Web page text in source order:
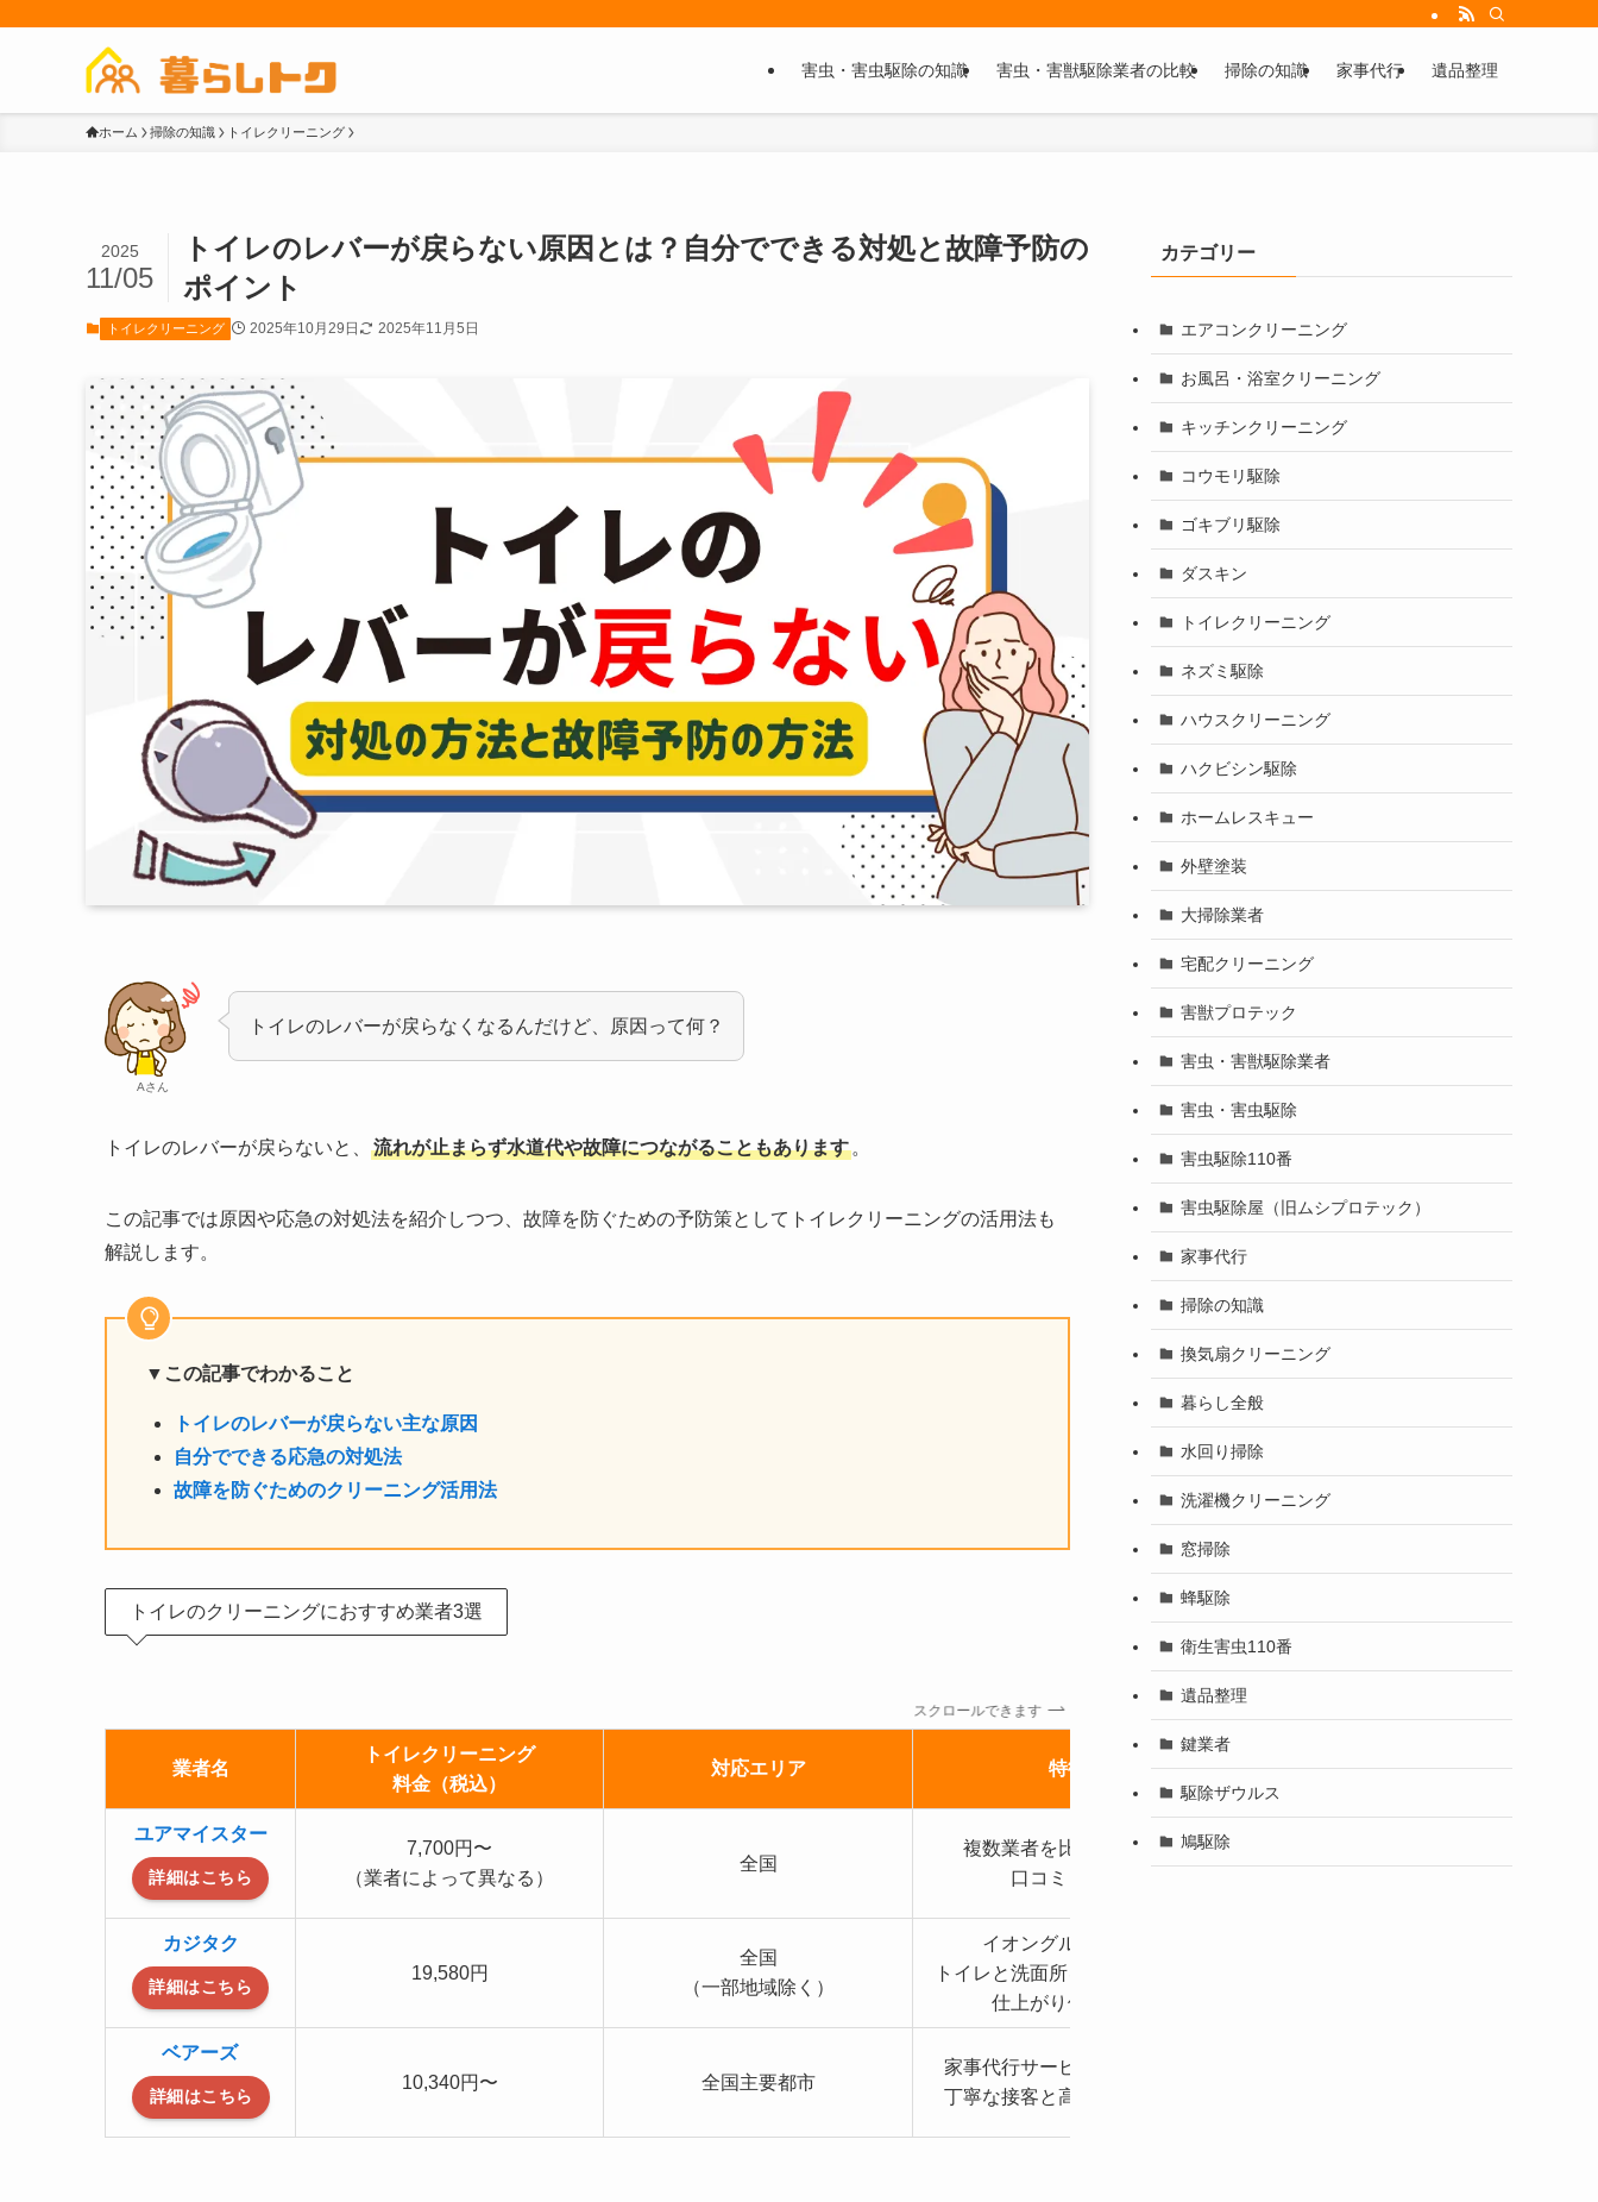
害虫・害虫駆除の知識 害虫・害獣駆除業者の比較 掃除の知識 家事代行 遺品整理
ホーム 掃除の知識 トイレクリーニング
トイレのレバーが戻らない原因とは？自分でできる対処と故障予防の
ポイント
2025
11/05
トイレクリーニング 2025年10月29日 2025年11月5日
Aさん
トイレのレバーが戻らなくなるんだけど、原因って何？
トイレのレバーが戻らないと、 流れが止まらず水道代や故障につながることもあります 。
この記事では原因や応急の対処法を紹介しつつ、故障を防ぐための予防策としてトイレクリーニングの活用法も
解説します。
▼この記事でわかること
トイレのレバーが戻らない主な原因
自分でできる応急の対処法
故障を防ぐためのクリーニング活用法
トイレのクリーニングにおすすめ業者3選
スクロールできます
業者名
トイレクリーニング
料金（税込）
対応エリア 特徴 公式サイト
ユアマイスター
詳細はこちら
7,700円〜
（業者によって異なる）
全国
複数業者を比較できて、
口コミも豊富
カジタク
詳細はこちら
19,580円
全国
（一部地域除く）
イオングループ運営
トイレと洗面所をクリーニング
仕上がり保証あり
ベアーズ
詳細はこちら
10,340円〜 全国主要都市
家事代行サービスから派生、
丁寧な接客と高いリピート率
カテゴリー
エアコンクリーニング
お風呂・浴室クリーニング
キッチンクリーニング
コウモリ駆除
ゴキブリ駆除
ダスキン
トイレクリーニング
ネズミ駆除
ハウスクリーニング
ハクビシン駆除
ホームレスキュー
外壁塗装
大掃除業者
宅配クリーニング
害獣プロテック
害虫・害獣駆除業者
害虫・害虫駆除
害虫駆除110番
害虫駆除屋（旧ムシプロテック）
家事代行
掃除の知識
換気扇クリーニング
暮らし全般
水回り掃除
洗濯機クリーニング
窓掃除
蜂駆除
衛生害虫110番
遺品整理
鍵業者
駆除ザウルス
鳩駆除